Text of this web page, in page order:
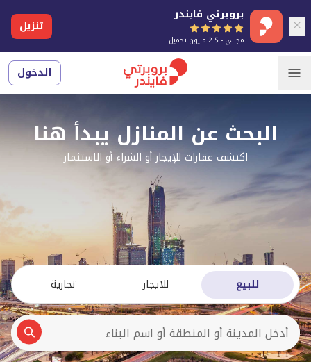
بروبرتي فايندر
مجاني - 2.5 مليون تحميل
تنزيل
الدخول
البحث عن المنازل يبدأ هنا
اكتشف عقارات للإيجار أو الشراء أو الاستثمار
للبيع للايجار تجارية